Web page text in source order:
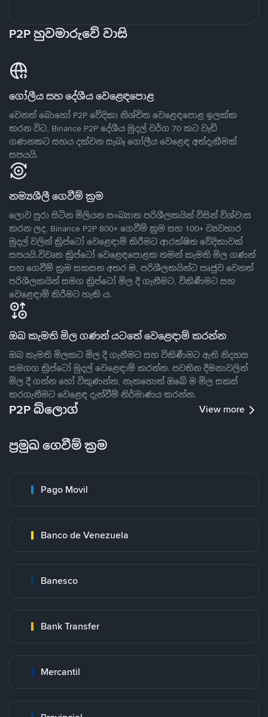
P2P හුවමාරුවේ වාසි
ගෝලීය සහ දේශීය වෙළෙඳපොළ
වෙනත් බොහෝ P2P වේදිකා නිශ්චිත වෙළෙඳපොළ ඉලක්ක
කරන විට, Binance P2P දේශීය මුදල් වර්ග 70 කට වැඩි
ගණනකට සහය දක්වන සැබෑ ගෝලීය වෙළෙඳ අත්දැකීමක්
සපයයි.
නම්‍යශීලී ගෙවීම් ක්‍රම
ලොව පුරා සිටින මිලියන සංඛ්‍යාත පරිශීලකයින් විසින් විශ්වාස
කරන ලද, Binance P2P 800+ ගෙවීම් ක්‍රම සහ 100+ ව්‍යවහාර
මුදල් වලින් ක්‍රිප්ටෝ වෙළෙඳාම් කිරීමට ආරක්ෂිත වේදිකාවක්
සපයයි.විවෘත ක්‍රිප්ටෝ වෙළෙඳපොළක තමන් කැමති මිල ගණන්
සහ ගෙවීම් ක්‍රම සකසන අතර ම, පරිශීලකයින්ට ඍජුව වෙනත්
පරිශීලකයින් සමග ක්‍රිප්ටෝ මිල දී ගැනීමට, විකිණීමට සහ
වෙළෙඳාම් කිරීමට හැකි ය.
ඔබ කැමති මිල ගණන් යටතේ වෙළෙඳාම් කරන්න
ඔබ කැමති මිලකට මිල දී ගැනීමට සහ විකිණීමට ඇති නිදහස
සමගග ක්‍රිප්ටෝ මුදල් වෙළෙඳාම් කරන්න. පවතින දීමනාවලින්
මිල දී ගන්න හෝ විකුණන්න, නැතහොත් ඔබේ ම මිල සකස්
කරගැනීමට වෙළෙඳ දැන්වීම් නිර්මාණය කරන්න.
P2P බ්ලොග් View more
ප්‍රමුඛ ගෙවීම් ක්‍රම
Pago Movil
Banco de Venezuela
Banesco
Bank Transfer
Mercantil